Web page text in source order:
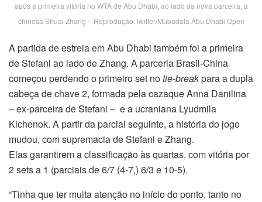
após a primeira vitória no WTA de Abu Dhabi, ao lado da nova parceira, a
chinesa Shuai Zhang – Reprodução Twitter/Mubadala Abu Dhabi Open
A partida de estreia em Abu Dhabi também foi a primeira
de Stefani ao lado de Zhang. A parceria Brasil-China
começou perdendo o primeiro set notie-breakpara a dupla
cabeça de chave 2, formada pela cazaque Anna Danilina
– ex-parceira de Stefani – e a ucraniana Lyudmila
Kichenok. A partir da parcial seguinte, a história do jogo
mudou, com supremacia de Stefani e Zhang.
Elas garantirem a classificação às quartas, com vitória por
2 sets a 1 (parciais de 6/7 (4-7,) 6/3 e 10-5).
“Tinha que ter muita atenção no início do ponto, tanto no